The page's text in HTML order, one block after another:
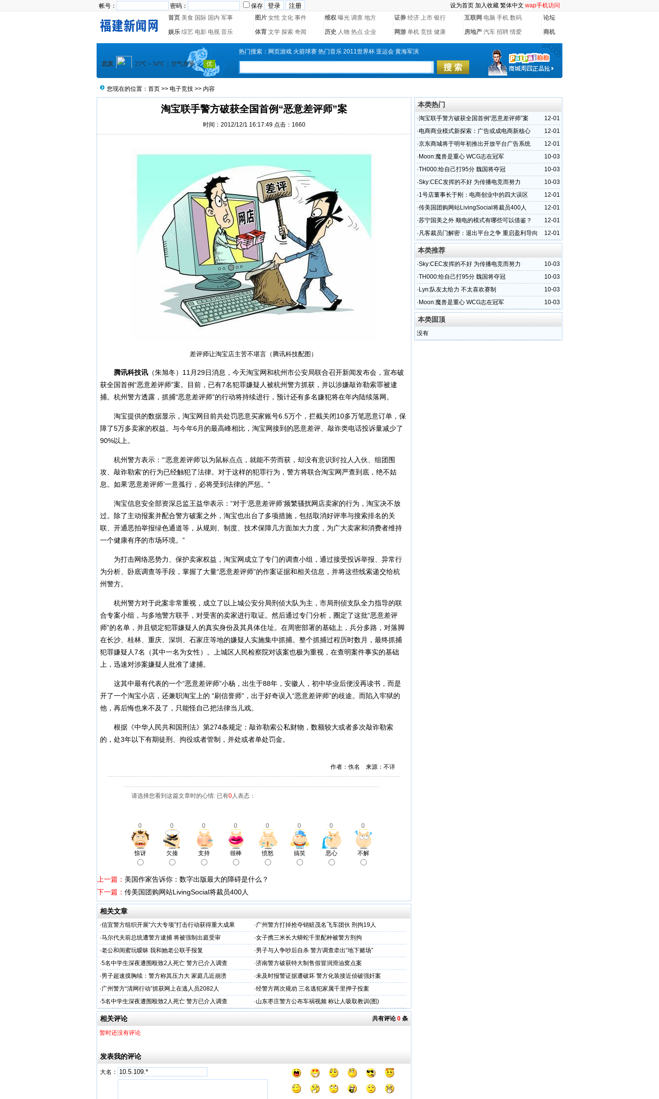
帐号： 密码： 保存 设为首页 加入收藏 繁体中文 wap手机访问
首页 美食 国际 国内 军事 图片 女性 文化 事件 维权 曝光 调查 地方 证券 经济 上市 银行 互联网 电脑 手机 数码 论坛
娱乐 综艺 电影 电视 音乐 体育 文学 探索 奇闻 历史 人物 热点 企业 网游 单机 竞技 健康 房地产 汽车 招聘 情爱 商机
热门搜索： 网页游戏 火箭球赛 热门音乐 2011世界杯 亚运会 黄海军演
您现在的位置： 首页 >> 电子竞技 >> 内容
淘宝联手警方破获全国首例“恶意差评师”案
时间：2012/12/1 16:17:49 点击：1660
差评师让淘宝店主苦不堪言（腾讯科技配图）
腾讯科技讯 （朱旭冬）11月29日消息，今天淘宝网和杭州市公安局联合召开新闻发布会，宣布破
获全国首例“恶意差评师”案。目前，已有7名犯罪嫌疑人被杭州警方抓获，并以涉嫌敲诈勒索罪被逮
捕。杭州警方透露，抓捕“恶意差评师”的行动将持续进行，预计还有多名嫌犯将在年内陆续落网。
淘宝提供的数据显示，淘宝网目前共处罚恶意买家账号6.5万个，拦截关闭10多万笔恶意订单，保
障了5万多卖家的权益。与今年6月的最高峰相比，淘宝网接到的恶意差评、敲诈类电话投诉量减少了
90%以上。
杭州警方表示：“‘恶意差评师’以为鼠标点点，就能不劳而获，却没有意识到‘拉人入伙、组团围
攻、敲诈勒索’的行为已经触犯了法律。对于这样的犯罪行为，警方将联合淘宝网严查到底，绝不姑
息。如果‘恶意差评师’一意孤行，必将受到法律的严惩。”
淘宝信息安全部资深总监王益华表示：“对于‘恶意差评师’频繁骚扰网店卖家的行为，淘宝决不放
过。除了主动报案并配合警方破案之外，淘宝也出台了多项措施，包括取消好评率与搜索排名的关
联、开通恶拍举报绿色通道等，从规则、制度、技术保障几方面加大力度，为广大卖家和消费者维持
一个健康有序的市场环境。”
为打击网络恶势力、保护卖家权益，淘宝网成立了专门的调查小组，通过接受投诉举报、异常行
为分析、卧底调查等手段，掌握了大量“恶意差评师”的作案证据和相关信息，并将这些线索递交给杭
州警方。
杭州警方对于此案非常重视，成立了以上城公安分局刑侦大队为主，市局刑侦支队全力指导的联
合专案小组，与多地警方联手，对受害的卖家进行取证。然后通过专门分析，圈定了这批“恶意差评
师”的名单，并且锁定犯罪嫌疑人的真实身份及其具体住址。在周密部署的基础上，兵分多路，对落脚
在长沙、桂林、重庆、深圳、石家庄等地的嫌疑人实施集中抓捕。整个抓捕过程历时数月，最终抓捕
犯罪嫌疑人7名（其中一名为女性）。上城区人民检察院对该案也极为重视，在查明案件事实的基础
上，迅速对涉案嫌疑人批准了逮捕。
这其中最有代表的一个“恶意差评师”小杨，出生于88年，安徽人，初中毕业后便没再读书，而是
开了一个淘宝小店，还兼职淘宝上的 “刷信誉师”，出于好奇误入“恶意差评师”的歧途。而陷入牢狱的
他，再后悔也来不及了，只能怪自己把法律当儿戏。
根据《中华人民共和国刑法》第274条规定：敲诈勒索公私财物，数额较大或者多次敲诈勒索
的，处3年以下有期徒刑、拘役或者管制，并处或者单处罚金。
作者：佚名 来源：不详
请选择您看到这篇文章时的心情: 已有0人表态：
0 0 0 0 0 0 0 0
惊讶 欠揍 支持 很棒 愤怒 搞笑 恶心 不解
上一篇： 美国作家告诉你：数字出版最大的障碍是什么？
下一篇： 传美国团购网站LivingSocial将裁员400人
相关文章
·信宜警方组织开展“六大专项”打击行动获得重大成果 ·广州警方打掉抢夺销赃茂名飞车团伙 刑拘19人
·马尔代夫前总统遭警方逮捕 将被强制出庭受审 ·女子携三米长大蟒蛇千里配种被警方刑拘
·老公和闺蜜玩暧昧 我和她老公联手报复 ·男子与人争吵后自杀 警方调查牵出“地下赌场”
·5名中学生深夜遭围殴致2人死亡 警方已介入调查 ·济南警方破获特大制售假冒润滑油窝点案
·男子超速摸胸续：警方称其压力大 家庭几近崩溃 ·未及时报警证据遭破坏 警方化装接近侦破强奸案
·广州警方“清网行动”抓获网上在逃人员2082人 ·经警方两次规劝 三名逃犯家属千里押子投案
·5名中学生深夜遭围殴致2人死亡 警方已介入调查 ·山东枣庄警方公布车祸视频 称让人吸取教训(图)
共有评论0 条
相关评论
暂时还没有评论
发表我的评论
大名：
本类热门
12-01
·淘宝联手警方破获全国首例“恶意差评师”案
12-01
·电商商业模式新探索：广告或成电商新核心
12-01
·京东商城将于明年初推出开放平台广告系统
10-03
· Moon:魔兽是重心 WCG志在冠军
10-03
·TH000:给自己打95分 魏国将夺冠
10-03
·Sky:CEC发挥的不好 为传播电竞而努力
12-01
·1号店董事长于刚：电商创业中的四大误区
12-01
·传美国团购网站LivingSocial将裁员400人
12-01
·苏宁国美之外 顺电的模式有哪些可以借鉴？
12-01
·凡客裁员门解密：退出平台之争 重启盈利导向
本类推荐
10-03
·Sky:CEC发挥的不好 为传播电竞而努力
10-03
·TH000:给自己打95分 魏国将夺冠
10-03
· Lyn:队友太给力 不太喜欢赛制
10-03
· Moon:魔兽是重心 WCG志在冠军
本类固顶
没有